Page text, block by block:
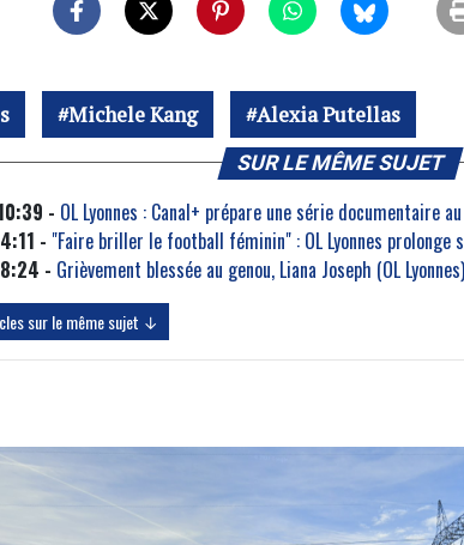
Michele Kang Alexia Putellas
SUR LE MÊME SUJET
- OL Lyonnes : Canal+ prépare une série documentaire
- "Faire briller le football féminin" : OL Lyonnes prolonge
- Grièvement blessée au genou, Liana Joseph (OL
sur le même sujet ↓